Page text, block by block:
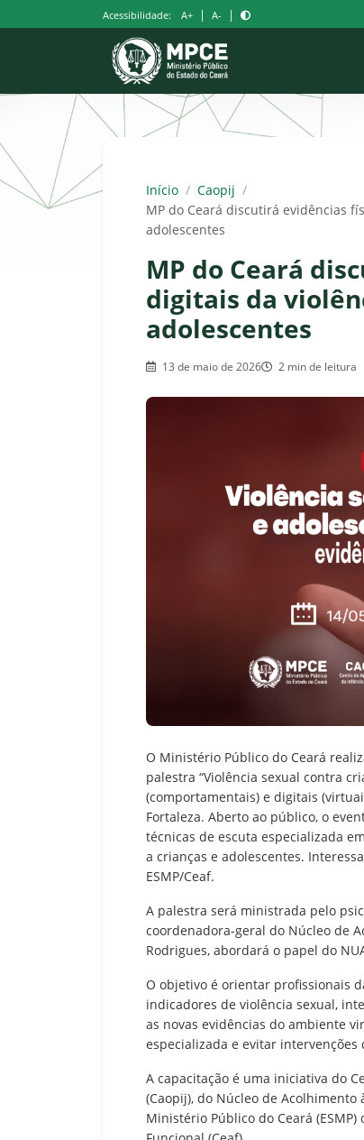
para
Acessibilidade: A+ | A- |
Início / Caopij /
MP do Ceará discutirá evidências
adolescentes
MP do Ceará
digitais da
adolescentes
13 de maio de 2026 2 min de leitura
O Ministério Público do Ceará
palestra “Violência sexual contra
(comportamentais) e digitais
Fortaleza. Aberto ao público, o
técnicas de escuta especializada
a crianças e adolescentes.
ESMP/Ceaf.
A palestra será ministrada pelo
coordenadora-geral do Núcleo de
Rodrigues, abordará o papel do
O objetivo é orientar profissionais
indicadores de violência sexual,
as novas evidências do ambiente
especializada e evitar
A capacitação é uma iniciativa do
(Caopij), do Núcleo de Acolhimento
Ministério Público do Ceará